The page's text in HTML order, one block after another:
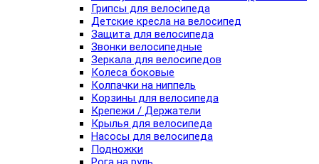
Грипсы для велосипеда
Детские кресла на велосипед
Защита для велосипеда
Звонки велосипедные
Зеркала для велосипедов
Колеса боковые
Колпачки на ниппель
Корзины для велосипеда
Крепежи / Держатели
Крылья для велосипеда
Насосы для велосипеда
Подножки